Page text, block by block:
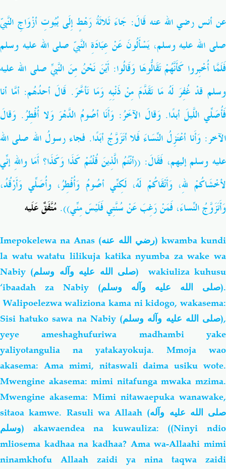
عن أنس رضي الله عنه قَالَ: جَاءَ ثَلاثَةُ رَهْطٍ إِلَى بُيُوتِ أزْوَاجِ النَّبيّ
صلى الله عليه وسلم، يَسْأَلُونَ عَنْ عِبَادَةِ النَّبيّ صلى الله عليه وسلم
فَلَمَّا أُخْبِروا كَأَنَّهُمْ تَقَالُّوهَا وَقَالُوا: أَيْنَ نَحْنُ مِنَ النَّبيِّ صلى الله عليه
وسلم قدْ غُفِرَ لَهُ مَا تَقَدَّمَ مِنْ ذَنْبِهِ وَمَا تَأخَّرَ. قَالَ أحدُهُم: أمَّا أنا
فَأُصَلِّي اللَّيلَ أبدًا. وَقالَ الآخَرُ: وَأَنَا أصُومُ الدَّهْرَ وَلا أُفْطِرُ. وَقالَ
الآخر: وَأَنا أعْتَزِلُ النِّسَاءَ فَلا أتَزَوَّجُ أبَدًا. فجاء رسولُ الله صلى الله
عليه وسلم إليهم، فَقَالَ: ((أنْتُمُ الَّذِينَ قُلْتُمْ كَذَا وَكَذَا؟ أَمَا واللهِ إنِّي
لأخْشَاكُمْ للهِ، وَأَتْقَاكُمْ لَهُ، لَكِنِّي أصُومُ وَأُفْطِرُ، وأُصَلِّي وَأَرْقُدُ،
وَأَتَزَوَّجُ النِّساءَ، فَمَنْ رَغِبَ عَنْ سُنَّتِي فَلَيْسَ مِنِّي)). مُتَّفَقٌ عَلَيه
Imepokelewa na Anas (رضي الله عنه) kwamba kundi
la watu watatu lilikuja katika nyumba za wake wa
Nabiy (صلى الله عليه وآله وسلم) wakiuliza kuhusu
‘ibaadah za Nabiy (صلى الله عليه وآله وسلم).
Walipoelezwa waliziona kama ni kidogo, wakasema:
Sisi hatuko sawa na Nabiy (صلى الله عليه وآله وسلم),
yeye ameshaghufuriwa madhambi yake
yaliyotangulia na yatakayokuja. Mmoja wao
akasema: Ama mimi, nitaswali daima usiku wote.
Mwengine akasema: mimi nitafunga mwaka mzima.
Mwengine akasema: Mimi nitawaepuka wanawake,
sitaoa kamwe. Rasuli wa Allaah (صلى الله عليه وآله
وسلم) akawaendea na kuwauliza: ((Ninyi ndio
mliosema kadhaa na kadhaa? Ama wa-Allaahi mimi
ninamkhofu Allaah zaidi ya nina taqwa zaidi